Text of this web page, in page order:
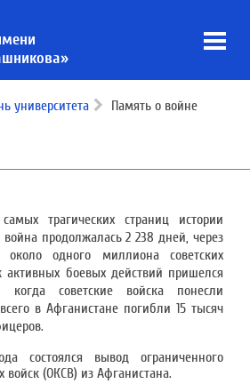
университета Память о войне
трагических страниц истории
война продолжалась 2 238 дней, через
одного миллиона советских
активных боевых действий пришелся
советские войска понесли
в Афганистане погибли 15 тысяч
состоялся вывод ограниченного
войск (ОКСВ) из Афганистана.